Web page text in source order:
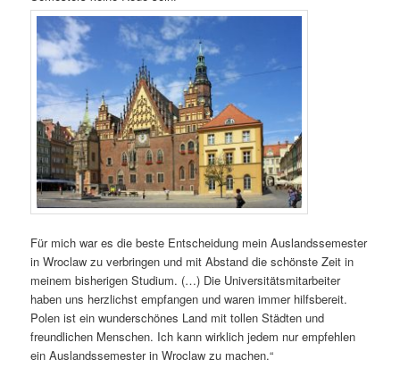
Für mich war es die beste Entscheidung mein Auslandssemester
in Wroclaw zu verbringen und mit Abstand die schönste Zeit in
meinem bisherigen Studium. (…) Die Universitätsmitarbeiter
haben uns herzlichst empfangen und waren immer hilfsbereit.
Polen ist ein wunderschönes Land mit tollen Städten und
freundlichen Menschen. Ich kann wirklich jedem nur empfehlen
ein Auslandssemester in Wroclaw zu machen.“